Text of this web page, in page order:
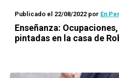
Publicado el 22/08/2022 por En
Enseñanza:
pintadas en la casa de